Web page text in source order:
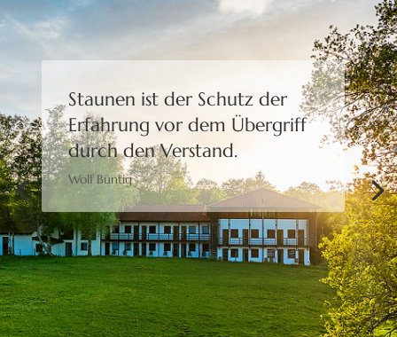
Staunen ist der Schutz der
Erfahrung vor dem Übergriff
durch den Verstand.
Wolf Büntig
Bewusstheit gibt uns die
Freiheit,eine Wahl zu treffen.
Moshé Feldenkrais